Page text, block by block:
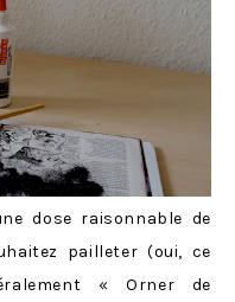
dose raisonnable de
pailleter (oui, ce
« Orner de